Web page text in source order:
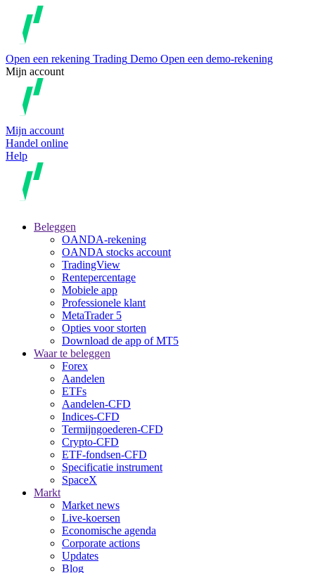
Open een rekening Trading Demo Open een demo-rekening
Mijn account
Mijn account
Handel online
Help
Beleggen
OANDA-rekening
OANDA stocks account
TradingView
Rentepercentage
Mobiele app
Professionele klant
MetaTrader 5
Opties voor storten
Download de app of MT5
Waar te beleggen
Forex
Aandelen
ETFs
Aandelen-CFD
Indices-CFD
Termijngoederen-CFD
Crypto-CFD
ETF-fondsen-CFD
Specificatie instrument
SpaceX
Markt
Market news
Live-koersen
Economische agenda
Corporate actions
Updates
Blog